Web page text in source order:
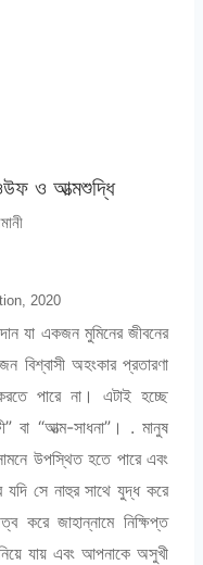
ও আত্মশুদ্ধি
2020
যা একজন মুমিনের জীবনের
বিশ্বাসী অহংকার প্রতারণা
পারে না। এটাই হচ্ছে
বা “আত্ম-সাধনা”। . মানুষ
উপস্থিত হতে পারে এবং
সে নাহুর সাথে যুদ্ধ করে
জাহান্নামে নিক্ষিপ্ত
যায় এবং আপনাকে অসুখী